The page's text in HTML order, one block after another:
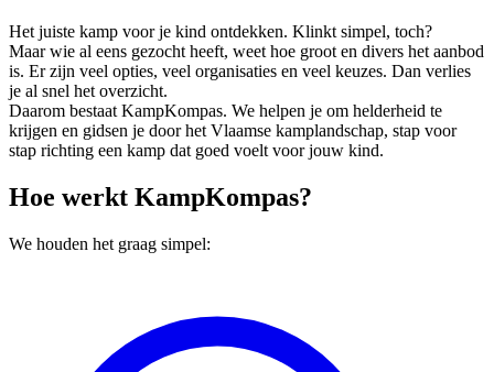
Het juiste kamp voor je kind ontdekken. Klinkt simpel, toch?
Maar wie al eens gezocht heeft, weet hoe groot en divers het aanbod
is. Er zijn veel opties, veel organisaties en veel keuzes. Dan verlies
je al snel het overzicht.
Daarom bestaat KampKompas. We helpen je om helderheid te
krijgen en gidsen je door het Vlaamse kamplandschap, stap voor
stap richting een kamp dat goed voelt voor jouw kind.
Hoe werkt KampKompas?
We houden het graag simpel: